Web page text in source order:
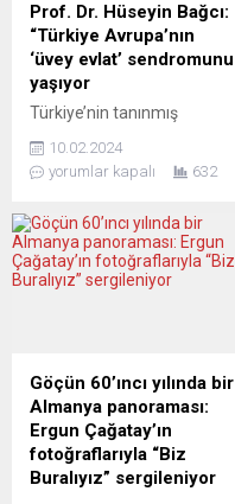
Prof. Dr. Hüseyin Bağcı:
“Türkiye Avrupa’nın
‘üvey evlat’ sendromunu
yaşıyor
Türkiye’nin tanınmış
Orta-Doğu Teknik
Üniversitesi öğretim
Bağcı Nürnberg’de bir
konferans verdi. ODTÜ
Uluslararası ilişkiler
Bavyera eyaletinin Nürnberg
kentinde Sanayi ve Ticatet
Odası (IHK) Orta-Frankonya
Feuerbach Salonunda
gerçekleştirdi. Nürnberg
Başkonsolosluğu’nun
10.02.2024
yorumlar kapalı
632
Göçün 60’ıncı yılında bir
Almanya panoraması:
Ergun Çağatay’ın
fotoğraflarıyla “Biz
Buralıyız” sergileniyor